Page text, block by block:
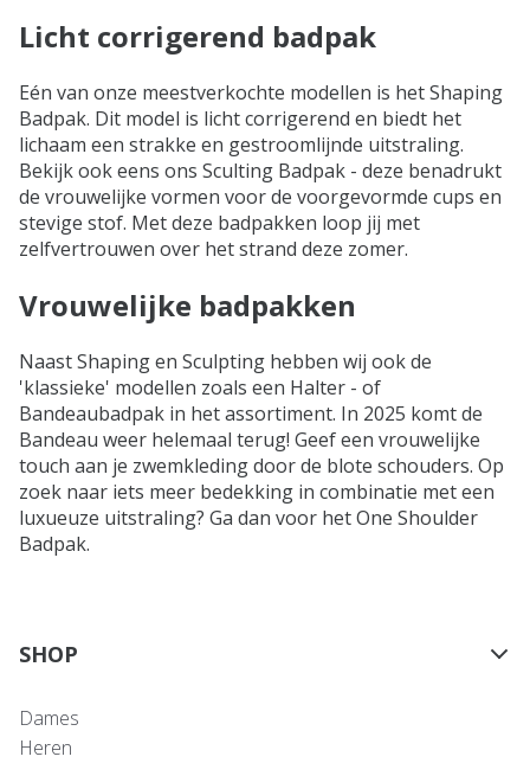
Licht corrigerend badpak
Eén van onze meestverkochte modellen is het Shaping
Badpak. Dit model is licht corrigerend en biedt het
lichaam een strakke en gestroomlijnde uitstraling.
Bekijk ook eens ons Sculting Badpak - deze benadrukt
de vrouwelijke vormen voor de voorgevormde cups en
stevige stof. Met deze badpakken loop jij met
zelfvertrouwen over het strand deze zomer.
Vrouwelijke badpakken
Naast Shaping en Sculpting hebben wij ook de
'klassieke' modellen zoals een Halter - of
Bandeaubadpak in het assortiment. In 2025 komt de
Bandeau weer helemaal terug! Geef een vrouwelijke
touch aan je zwemkleding door de blote schouders. Op
zoek naar iets meer bedekking in combinatie met een
luxueuze uitstraling? Ga dan voor het One Shoulder
Badpak.
SHOP
Dames
Heren